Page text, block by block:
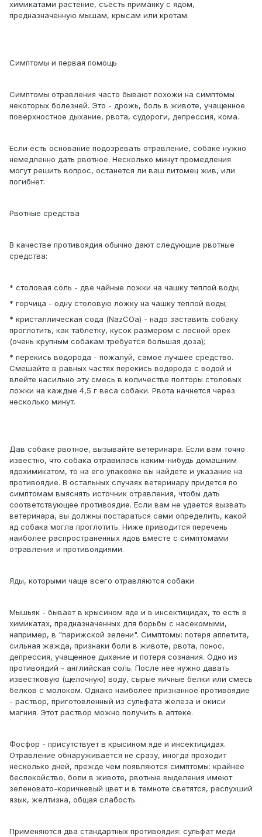
химикатами растение, съесть приманку с ядом,
предназначенную мышам, крысам или кротам.
Симптомы и первая помощь
Симптомы отравления часто бывают похожи на симптомы
некоторых болезней. Это - дрожь, боль в животе, учащенное
поверхностное дыхание, рвота, судороги, депрессия, кома.
Если есть основание подозревать отравление, собаке нужно
немедленно дать рвотное. Несколько минут промедления
могут решить вопрос, останется ли ваш питомец жив, или
погибнет.
Рвотные средства
В качестве противоядия обычно дают следующие рвотные
средства:
* столовая соль - две чайные ложки на чашку теплой воды;
* горчица - одну столовую ложку на чашку теплой воды;
* кристаллическая сода (NazCOa) - надо заставить собаку
проглотить, как таблетку, кусок размером с лесной орех
(очень крупным собакам требуется большая доза);
* перекись водорода - пожалуй, самое лучшее средство.
Смешайте в равных частях перекись водорода с водой и
влейте насильно эту смесь в количестве полторы столовых
ложки на каждые 4,5 г веса собаки. Рвота начнется через
несколько минут.
Дав собаке рвотное, вызывайте ветеринара. Если вам точно
известно, что собака отравилась каким-нибудь домашним
ядохимикатом, то на его упаковке вы найдете и указание на
противоядие. В остальных случаях ветеринару придется по
симптомам выяснять источник отравления, чтобы дать
соответствующее противоядие. Если вам не удается вызвать
ветеринара, вы должны постараться сами определить, какой
яд собака могла проглотить. Ниже приводится перечень
наиболее распространенных ядов вместе с симптомами
отравления и противоядиями.
Яды, которыми чаще всего отравляются собаки
Мышьяк - бывает в крысином яде и в инсектицидах, то есть в
химикатах, предназначенных для борьбы с насекомыми,
например, в "парижской зелени". Симптомы: потеря аппетита,
сильная жажда, признаки боли в животе, рвота, понос,
депрессия, учащенное дыхание и потеря сознания. Одно из
противоядий - английская соль. После нее нужно давать
известковую (щелочную) воду, сырые яичные белки или смесь
белков с молоком. Однако наиболее признанное противоядие
- раствор, приготовленный из сульфата железа и окиси
магния. Этот раствор можно получить в аптеке.
Фосфор - присутствует в крысином яде и инсектицидах.
Отравление обнаруживается не сразу, иногда проходит
несколько дней, прежде чем появляются симптомы: крайнее
беспокойство, боли в животе, рвотные выделения имеют
зеленовато-коричневый цвет и в темноте светятся, распухший
язык, желтизна, общая слабость.
Применяются два стандартных противоядия: сульфат меди